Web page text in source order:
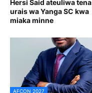
Hersi Said ateuliwa tena
urais wa Yanga SC kwa
miaka minne
AFCON 2027